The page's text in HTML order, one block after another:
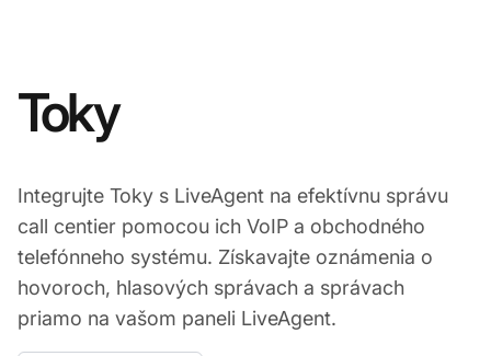
Toky
Integrujte Toky s LiveAgent na efektívnu správu
call centier pomocou ich VoIP a obchodného
telefónneho systému. Získavajte oznámenia o
hovoroch, hlasových správach a správach
priamo na vašom paneli LiveAgent.